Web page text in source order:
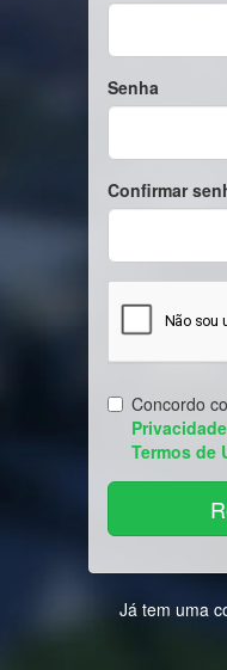
Senha
Confirmar
Concordo
Termos de
Já tem uma